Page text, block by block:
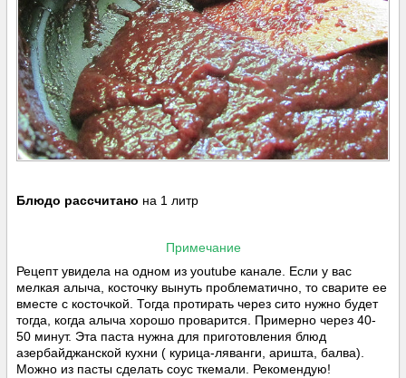
Блюдо рассчитано на 1 литр
Примечание
Рецепт увидела на одном из youtube канале. Если у вас
мелкая алыча, косточку вынуть проблематично, то сварите ее
вместе с косточкой. Тогда протирать через сито нужно будет
тогда, когда алыча хорошо проварится. Примерно через 40-
50 минут. Эта паста нужна для приготовления блюд
азербайджанской кухни ( курица-ляванги, аришта, балва).
Можно из пасты сделать соус ткемали. Рекомендую!